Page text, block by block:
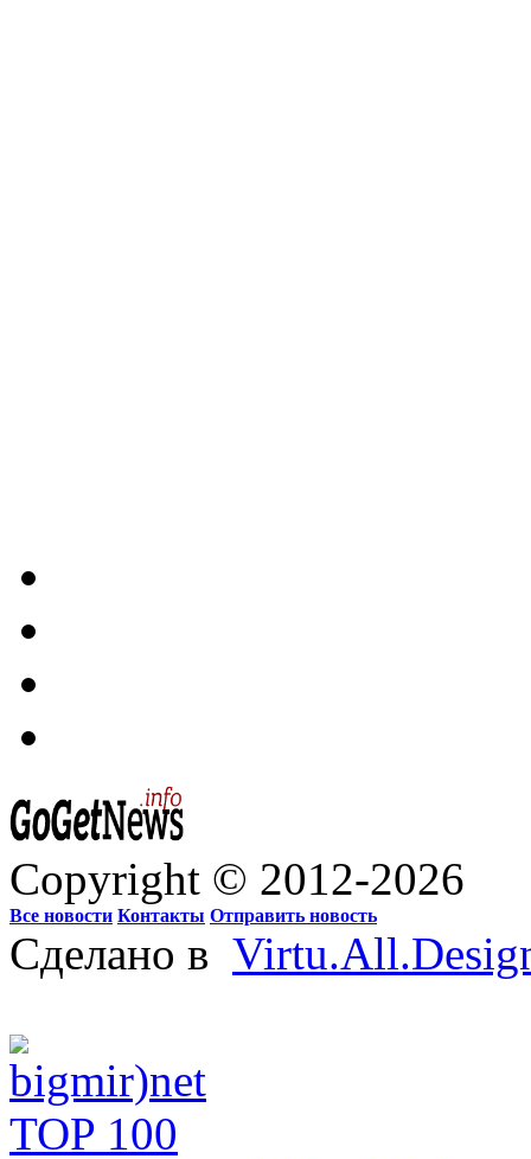
Copyright © 2012-2026
Все новости Контакты Отправить новость
Сделано в